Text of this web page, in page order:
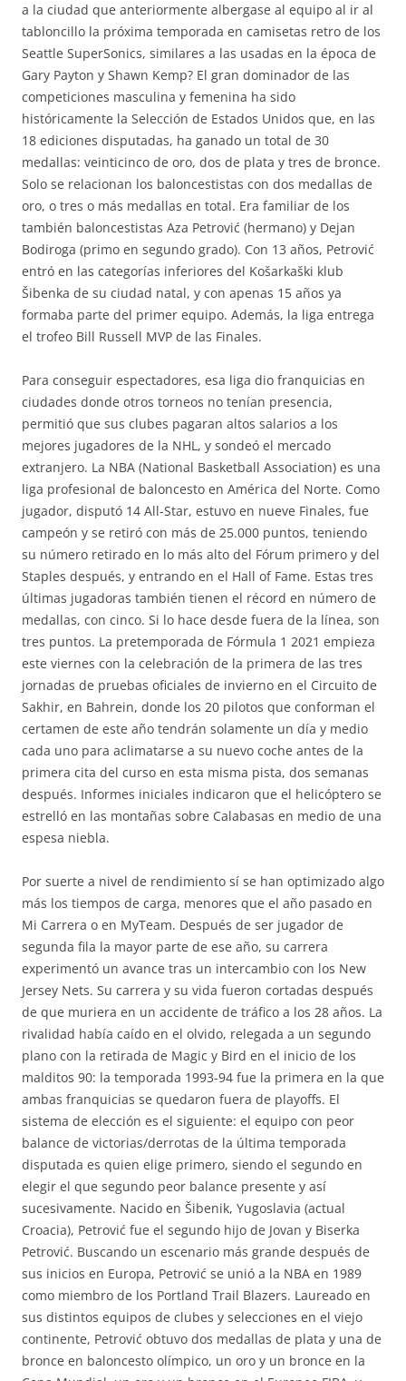
a la ciudad que anteriormente albergase al equipo al ir al
tabloncillo la próxima temporada en camisetas retro de los
Seattle SuperSonics, similares a las usadas en la época de
Gary Payton y Shawn Kemp? El gran dominador de las
competiciones masculina y femenina ha sido
históricamente la Selección de Estados Unidos que, en las
18 ediciones disputadas, ha ganado un total de 30
medallas: veinticinco de oro, dos de plata y tres de bronce.
Solo se relacionan los baloncestistas con dos medallas de
oro, o tres o más medallas en total. Era familiar de los
también baloncestistas Aza Petrović (hermano) y Dejan
Bodiroga (primo en segundo grado). Con 13 años, Petrović
entró en las categorías inferiores del Košarkaški klub
Šibenka de su ciudad natal, y con apenas 15 años ya
formaba parte del primer equipo. Además, la liga entrega
el trofeo Bill Russell MVP de las Finales.
Para conseguir espectadores, esa liga dio franquicias en
ciudades donde otros torneos no tenían presencia,
permitió que sus clubes pagaran altos salarios a los
mejores jugadores de la NHL, y sondeó el mercado
extranjero. La NBA (National Basketball Association) es una
liga profesional de baloncesto en América del Norte. Como
jugador, disputó 14 All-Star, estuvo en nueve Finales, fue
campeón y se retiró con más de 25.000 puntos, teniendo
su número retirado en lo más alto del Fórum primero y del
Staples después, y entrando en el Hall of Fame. Estas tres
últimas jugadoras también tienen el récord en número de
medallas, con cinco. Si lo hace desde fuera de la línea, son
tres puntos. La pretemporada de Fórmula 1 2021 empieza
este viernes con la celebración de la primera de las tres
jornadas de pruebas oficiales de invierno en el Circuito de
Sakhir, en Bahrein, donde los 20 pilotos que conforman el
certamen de este año tendrán solamente un día y medio
cada uno para aclimatarse a su nuevo coche antes de la
primera cita del curso en esta misma pista, dos semanas
después. Informes iniciales indicaron que el helicóptero se
estrelló en las montañas sobre Calabasas en medio de una
espesa niebla.
Por suerte a nivel de rendimiento sí se han optimizado algo
más los tiempos de carga, menores que el año pasado en
Mi Carrera o en MyTeam. Después de ser jugador de
segunda fila la mayor parte de ese año, su carrera
experimentó un avance tras un intercambio con los New
Jersey Nets. Su carrera y su vida fueron cortadas después
de que muriera en un accidente de tráfico a los 28 años. La
rivalidad había caído en el olvido, relegada a un segundo
plano con la retirada de Magic y Bird en el inicio de los
malditos 90: la temporada 1993-94 fue la primera en la que
ambas franquicias se quedaron fuera de playoffs. El
sistema de elección es el siguiente: el equipo con peor
balance de victorias/derrotas de la última temporada
disputada es quien elige primero, siendo el segundo en
elegir el que segundo peor balance presente y así
sucesivamente. Nacido en Šibenik, Yugoslavia (actual
Croacia), Petrović fue el segundo hijo de Jovan y Biserka
Petrović. Buscando un escenario más grande después de
sus inicios en Europa, Petrović se unió a la NBA en 1989
como miembro de los Portland Trail Blazers. Laureado en
sus distintos equipos de clubes y selecciones en el viejo
continente, Petrović obtuvo dos medallas de plata y una de
bronce en baloncesto olímpico, un oro y un bronce en la